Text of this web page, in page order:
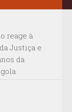
reage à
Justiça e
da